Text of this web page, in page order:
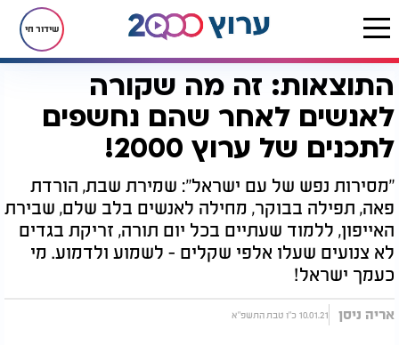
שידור חי
דף הבית יהדות
התוצאות: זה מה שקורה
לאנשים לאחר שהם נחשפים
לתכנים של ערוץ 2000!
"מסירות נפש של עם ישראל": שמירת שבת, הורדת
פאה, תפילה בבוקר, מחילה לאנשים בלב שלם, שבירת
האייפון, ללמוד שעתיים בכל יום תורה, זריקת בגדים
לא צנועים שעלו אלפי שקלים - לשמוע ולדמוע. מי
כעמך ישראל!
אריה ניסן 10.01.21 כ"ו טבת התשפ"א